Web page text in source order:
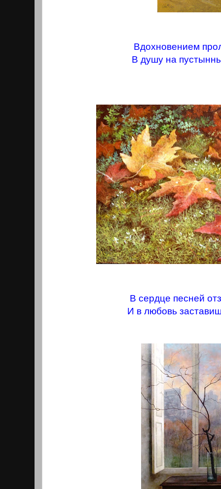
Вдохновением
В душу на
В сердце песней
И в любовь